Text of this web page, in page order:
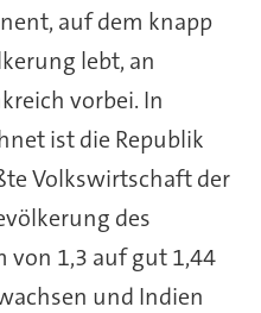
auf dem knapp
lebt, an
vorbei. In
ist die Republik
Volkswirtschaft der
des
von 1,3 auf gut 1,44
und Indien